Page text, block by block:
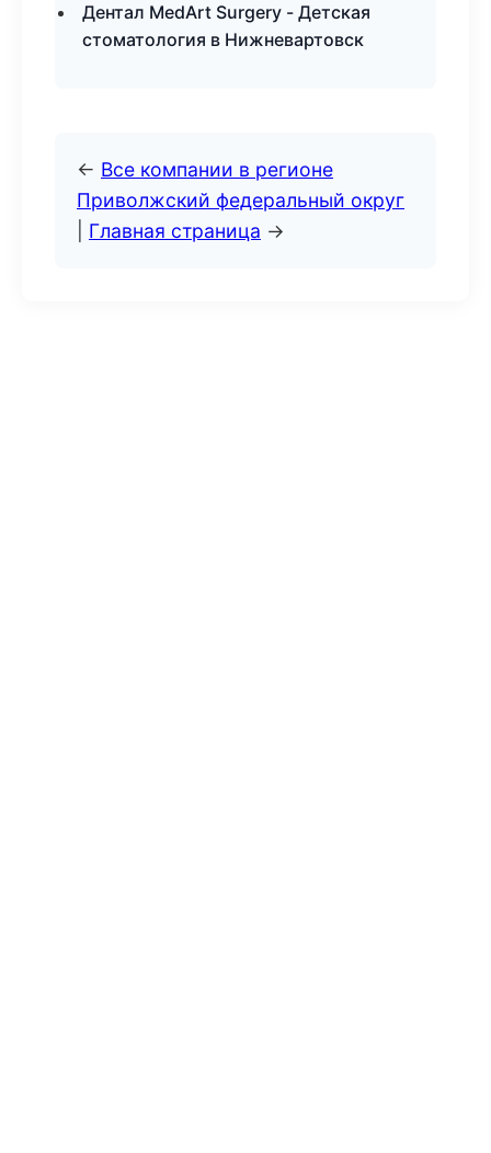
Дентал MedArt Surgery - Детская
стоматология в Нижневартовск
← Все компании в регионе
Приволжский федеральный округ
Главная страница →